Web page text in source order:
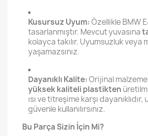
Kusursuz Uyum:Özellikle BMW
tasarlanmıştır. Mevcut yuvasına
kolayca takılır. Uyumsuzluk veya
yaşamazsınız.
Dayanıklı Kalite:Orijinal
yüksek kaliteli plastikten
ısı ve titreşime karşı dayanıklıdır,
güvenle kullanılırsınız.
Bu Parça Sizin İçin Mi?